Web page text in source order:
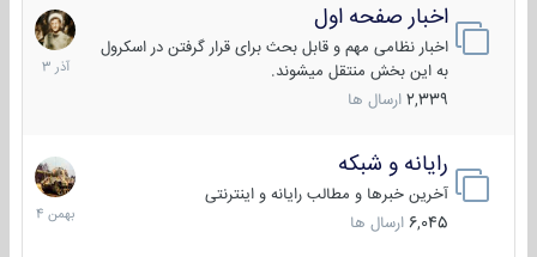
اخبار صفحه اول
اخبار نظامی مهم و قابل بحث برای قرار گرفتن در اسکرول
به این بخش منتقل میشوند.
2,339 ارسال ها
7
آذر
1403
رایانه و شبکه
آخرین خبرها و مطالب رایانه و اینترنتی
6,045 ارسال ها
30
بهمن
1404